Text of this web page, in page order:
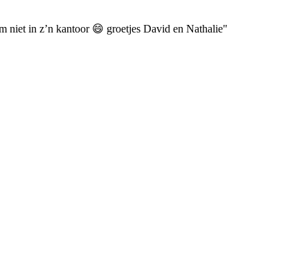
niet in z’n kantoor 😄 groetjes David en Nathalie"